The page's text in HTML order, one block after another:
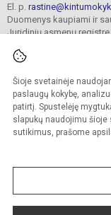
Šioje svetainėje
paslaugų kokybę,
patirtį. Spustelėję
slapukų naudojimu
sutikimus, prašome
El. p.
Duomenys kaupiami ir
Juridinių asmenų registre
© 2024. Kintų
Kopijuoti turinį be raštiško
Versija